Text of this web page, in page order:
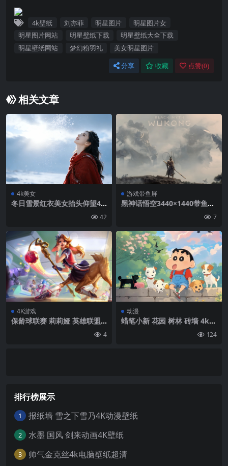
4k壁纸 刘亦菲 明星图片
明星图片女
明星图片网站
明星壁纸下载
明星壁纸大全下载
明星壁纸网站
梦幻粉羽礼 美女明星图片
分享 收藏 点赞(0)
相关文章
4k美女
冬日雪景红衣美女抬头仰望4K
42
游戏带鱼屏
黑神话悟空3440×1440带鱼屏
7
4K游戏
保龄球联赛 莉莉娅 英雄联盟8
4
动漫
蜡笔小新 花园 树林 砖墙 4k手
124
排行榜展示
1 报纸墙 雪之下雪乃4K动漫壁纸
2 水墨 国风 剑来动画4K壁纸
3 帅气金克丝4k电脑壁纸超清